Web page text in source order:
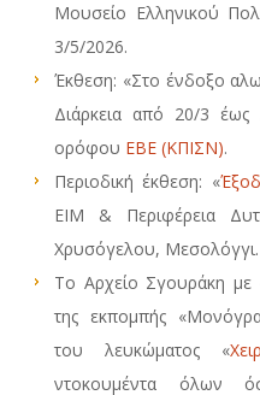
Μουσείο Ελληνικού
3/5/2026.
Έκθεση: «Στο ένδοξο
Διάρκεια από 20/3
ορόφου ΕΒΕ (ΚΠΙΣΝ).
Περιοδική έκθεση: «
ΕΙΜ & Περιφέρεια
Χρυσόγελου, Μεσολόγγι.
Το Αρχείο Σγουράκη
της εκπομπής
του λευκώματος «
ντοκουμέντα όλων